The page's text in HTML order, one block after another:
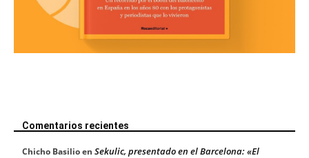
Comentarios recientes
Chicho Basilioen Sekulic, presentado en el Barcelona: «El